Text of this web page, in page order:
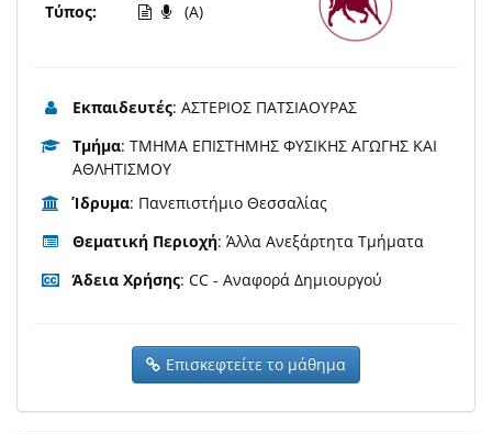
Τύπος:
(A)
Εκπαιδευτές: ΑΣΤΕΡΙΟΣ ΠΑΤΣΙΑΟΥΡΑΣ
Τμήμα: ΤΜΗΜΑ ΕΠΙΣΤΗΜΗΣ ΦΥΣΙΚΗΣ ΑΓΩΓΗΣ ΚΑΙ
ΑΘΛΗΤΙΣΜΟΥ
Ίδρυμα: Πανεπιστήμιο Θεσσαλίας
Θεματική Περιοχή: Άλλα Ανεξάρτητα Τμήματα
Άδεια Χρήσης: CC - Αναφορά Δημιουργού
Επισκεφτείτε το μάθημα